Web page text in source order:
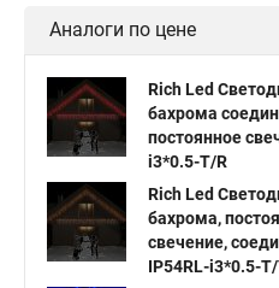
Аналоги по цене
Rich Led
бахрома
постоянное
i3*0.5-T/R
Rich Led
бахрома,
свечение,
IP54RL-i3*0.5-